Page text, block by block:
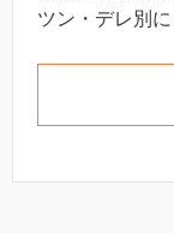
ツン・デレ別